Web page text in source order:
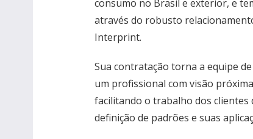
consumo no Brasil e exterior, e
através do robusto
Interprint.
Sua contratação torna a equipe
um profissional com visão
facilitando o trabalho dos
definição de padrões e suas